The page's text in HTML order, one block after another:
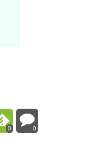
0 0